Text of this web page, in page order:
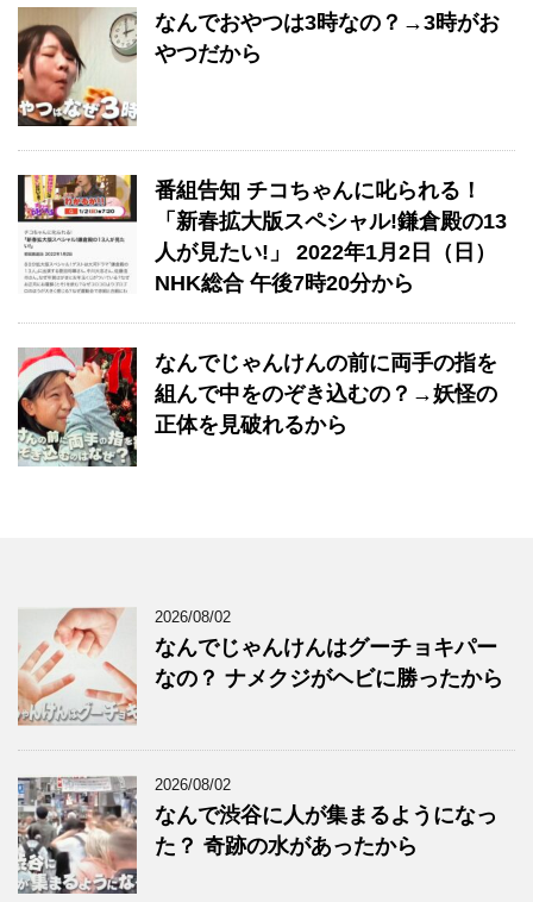
なんでおやつは3時なの？→3時がお
やつだから
番組告知 チコちゃんに叱られる！
「新春拡大版スペシャル!鎌倉殿の13
人が見たい!」 2022年1月2日（日）
NHK総合 午後7時20分から
なんでじゃんけんの前に両手の指を
組んで中をのぞき込むの？→妖怪の
正体を見破れるから
2026/08/02
なんでじゃんけんはグーチョキパー
なの？ ナメクジがヘビに勝ったから
2026/08/02
なんで渋谷に人が集まるようになっ
た？ 奇跡の水があったから